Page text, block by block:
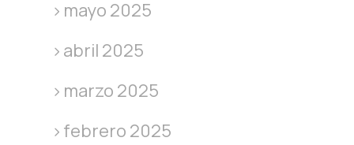
mayo 2025
abril 2025
marzo 2025
febrero 2025